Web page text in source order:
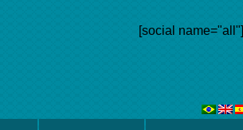
[social name="all"]